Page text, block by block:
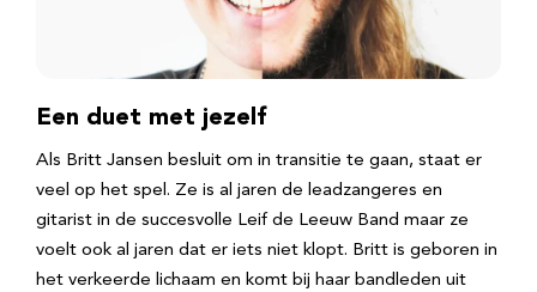
Een duet met jezelf
Als Britt Jansen besluit om in transitie te gaan, staat er
veel op het spel. Ze is al jaren de leadzangeres en
gitarist in de succesvolle Leif de Leeuw Band maar ze
voelt ook al jaren dat er iets niet klopt. Britt is geboren in
het verkeerde lichaam en komt bij haar bandleden uit